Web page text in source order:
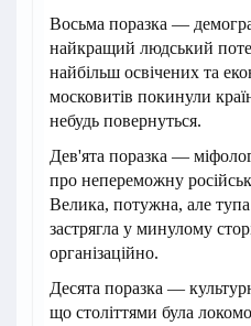
Восьма поразка —
найкращий людський
найбільш освічених та
московитів покинули
небудь повернуться.
Дев'ята поразка —
про непереможну
Велика, потужна, але тупа
застрягла у минулому
організаційно.
Десята поразка —
що століттями була